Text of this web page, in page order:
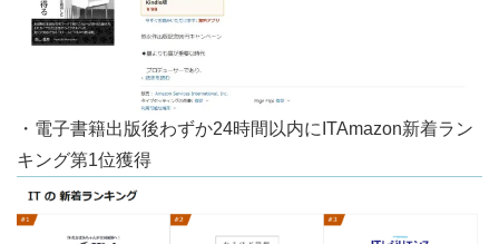
・電子書籍出版後わずか24時間以内にITAmazon新着ラン
キング第1位獲得